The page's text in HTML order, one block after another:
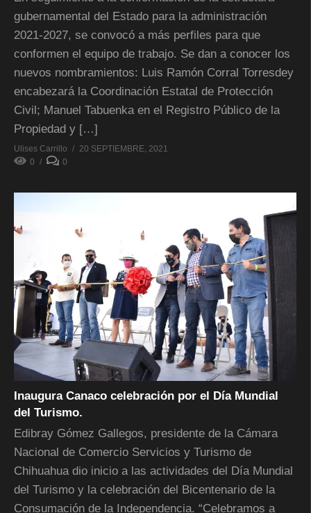
gubernamental del Estado para la administración
2021-2027, se convocó a más perfiles para que
conformen el equipo de trabajo. Se dan a conocer los
nuevos nombramientos: Luis Ramón Corral Torresdey
encabezará la Coordinación Estatal de Protección
Civil; Manuel Tabuenka en el Registro Público de la
Propiedad y […]
Ulises Carrillo
20 SEPTIEMBRE, 2021
0
0
Inaugura Canaco celebración por el Día Mundial
del Turismo.
Edibray Gómez Gallegos, presidente de la Cámara
Nacional de Comercio Servicios y Turismo de
Chihuahua dio inicio a las actividades del Día Mundial
del Turismo y la celebración del Bicentenario de la
Consumación de la Independencia. “Celebramos a